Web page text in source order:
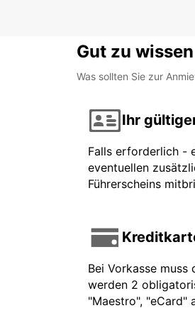
Gut zu wissen
Was sollten Sie zur
Ihr
Falls erforderlich -
eventuellen
Führerscheins
Bei Vorkasse
werden 2
"Maestro", "eCard"